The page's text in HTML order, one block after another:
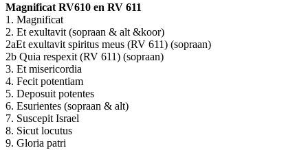
Magnificat RV610 en RV 611
1. Magnificat
2. Et exultavit (sopraan & alt &koor)
2aEt exultavit spiritus meus (RV 611) (sopraan)
2b Quia respexit (RV 611) (sopraan)
3. Et misericordia
4. Fecit potentiam
5. Deposuit potentes
6. Esurientes (sopraan & alt)
7. Suscepit Israel
8. Sicut locutus
9. Gloria patri